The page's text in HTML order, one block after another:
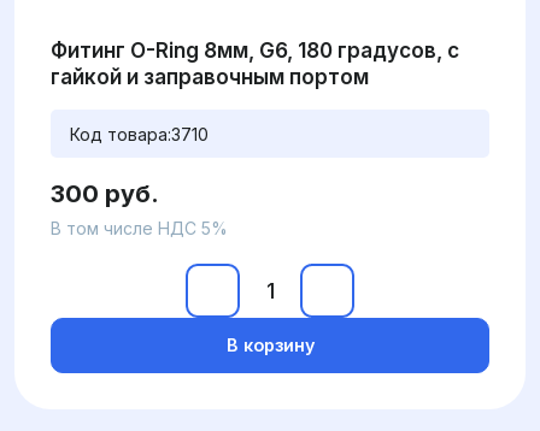
Фитинг O-Ring 8мм, G6, 180 градусов, с
гайкой и заправочным портом
Код товара:3710
300 руб.
В том числе НДС 5%
В корзину